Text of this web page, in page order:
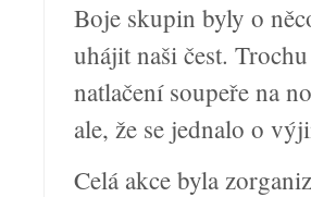
Boje skupin byly o
uhájit naši čest.
natlačení soupeře na
ale, že se jednalo o
Celá akce byla